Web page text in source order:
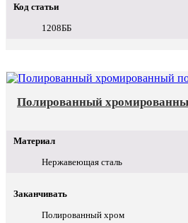
Код статьи
1208ББ
Полированный
Материал
Нержавеющая сталь
Заканчивать
Полированный хром